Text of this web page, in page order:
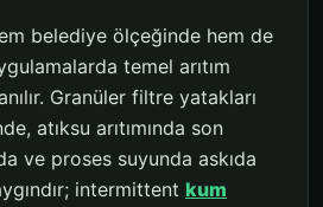
belediye ölçeğinde hem de
temel arıtım
Granüler filtre yatakları
atıksu arıtımında son
ve proses suyunda askıda
intermittent kum